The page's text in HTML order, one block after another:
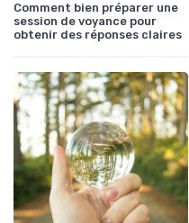
Comment bien préparer une
session de voyance pour
obtenir des réponses claires